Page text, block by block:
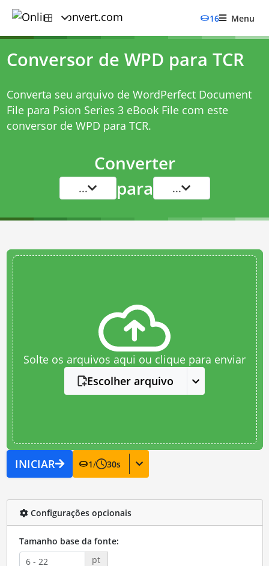
16 Menu
Conversor de WPD para TCR
Converta seu arquivo de WordPerfect Document
File para Psion Series 3 eBook File com este
conversor de WPD para TCR.
Converter
... para ...
Solte os arquivos aqui ou clique para enviar
Escolher arquivo
INICIAR 1/ 30s
Configurações opcionais
Tamanho base da fonte:
pt